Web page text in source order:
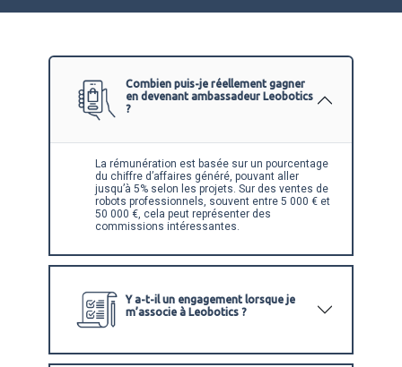
Combien puis-je réellement gagner
en devenant ambassadeur Leobotics
?
La rémunération est basée sur un pourcentage
du chiffre d’affaires généré, pouvant aller
jusqu’à 5% selon les projets. Sur des ventes de
robots professionnels, souvent entre 5 000 € et
50 000 €, cela peut représenter des
commissions intéressantes.
Y a-t-il un engagement lorsque je
m’associe à Leobotics ?